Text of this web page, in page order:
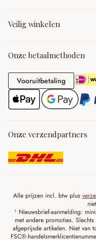
Veilig winkelen
Onze betaalmethoden
Vooruitbetaling
Onze verzendpartners
Alle prijzen incl. btw plus
¹ Nieuwsbrief-aanmelding:
met andere promoties.
afgeprijsde artikelen. Niet van
FSC®-